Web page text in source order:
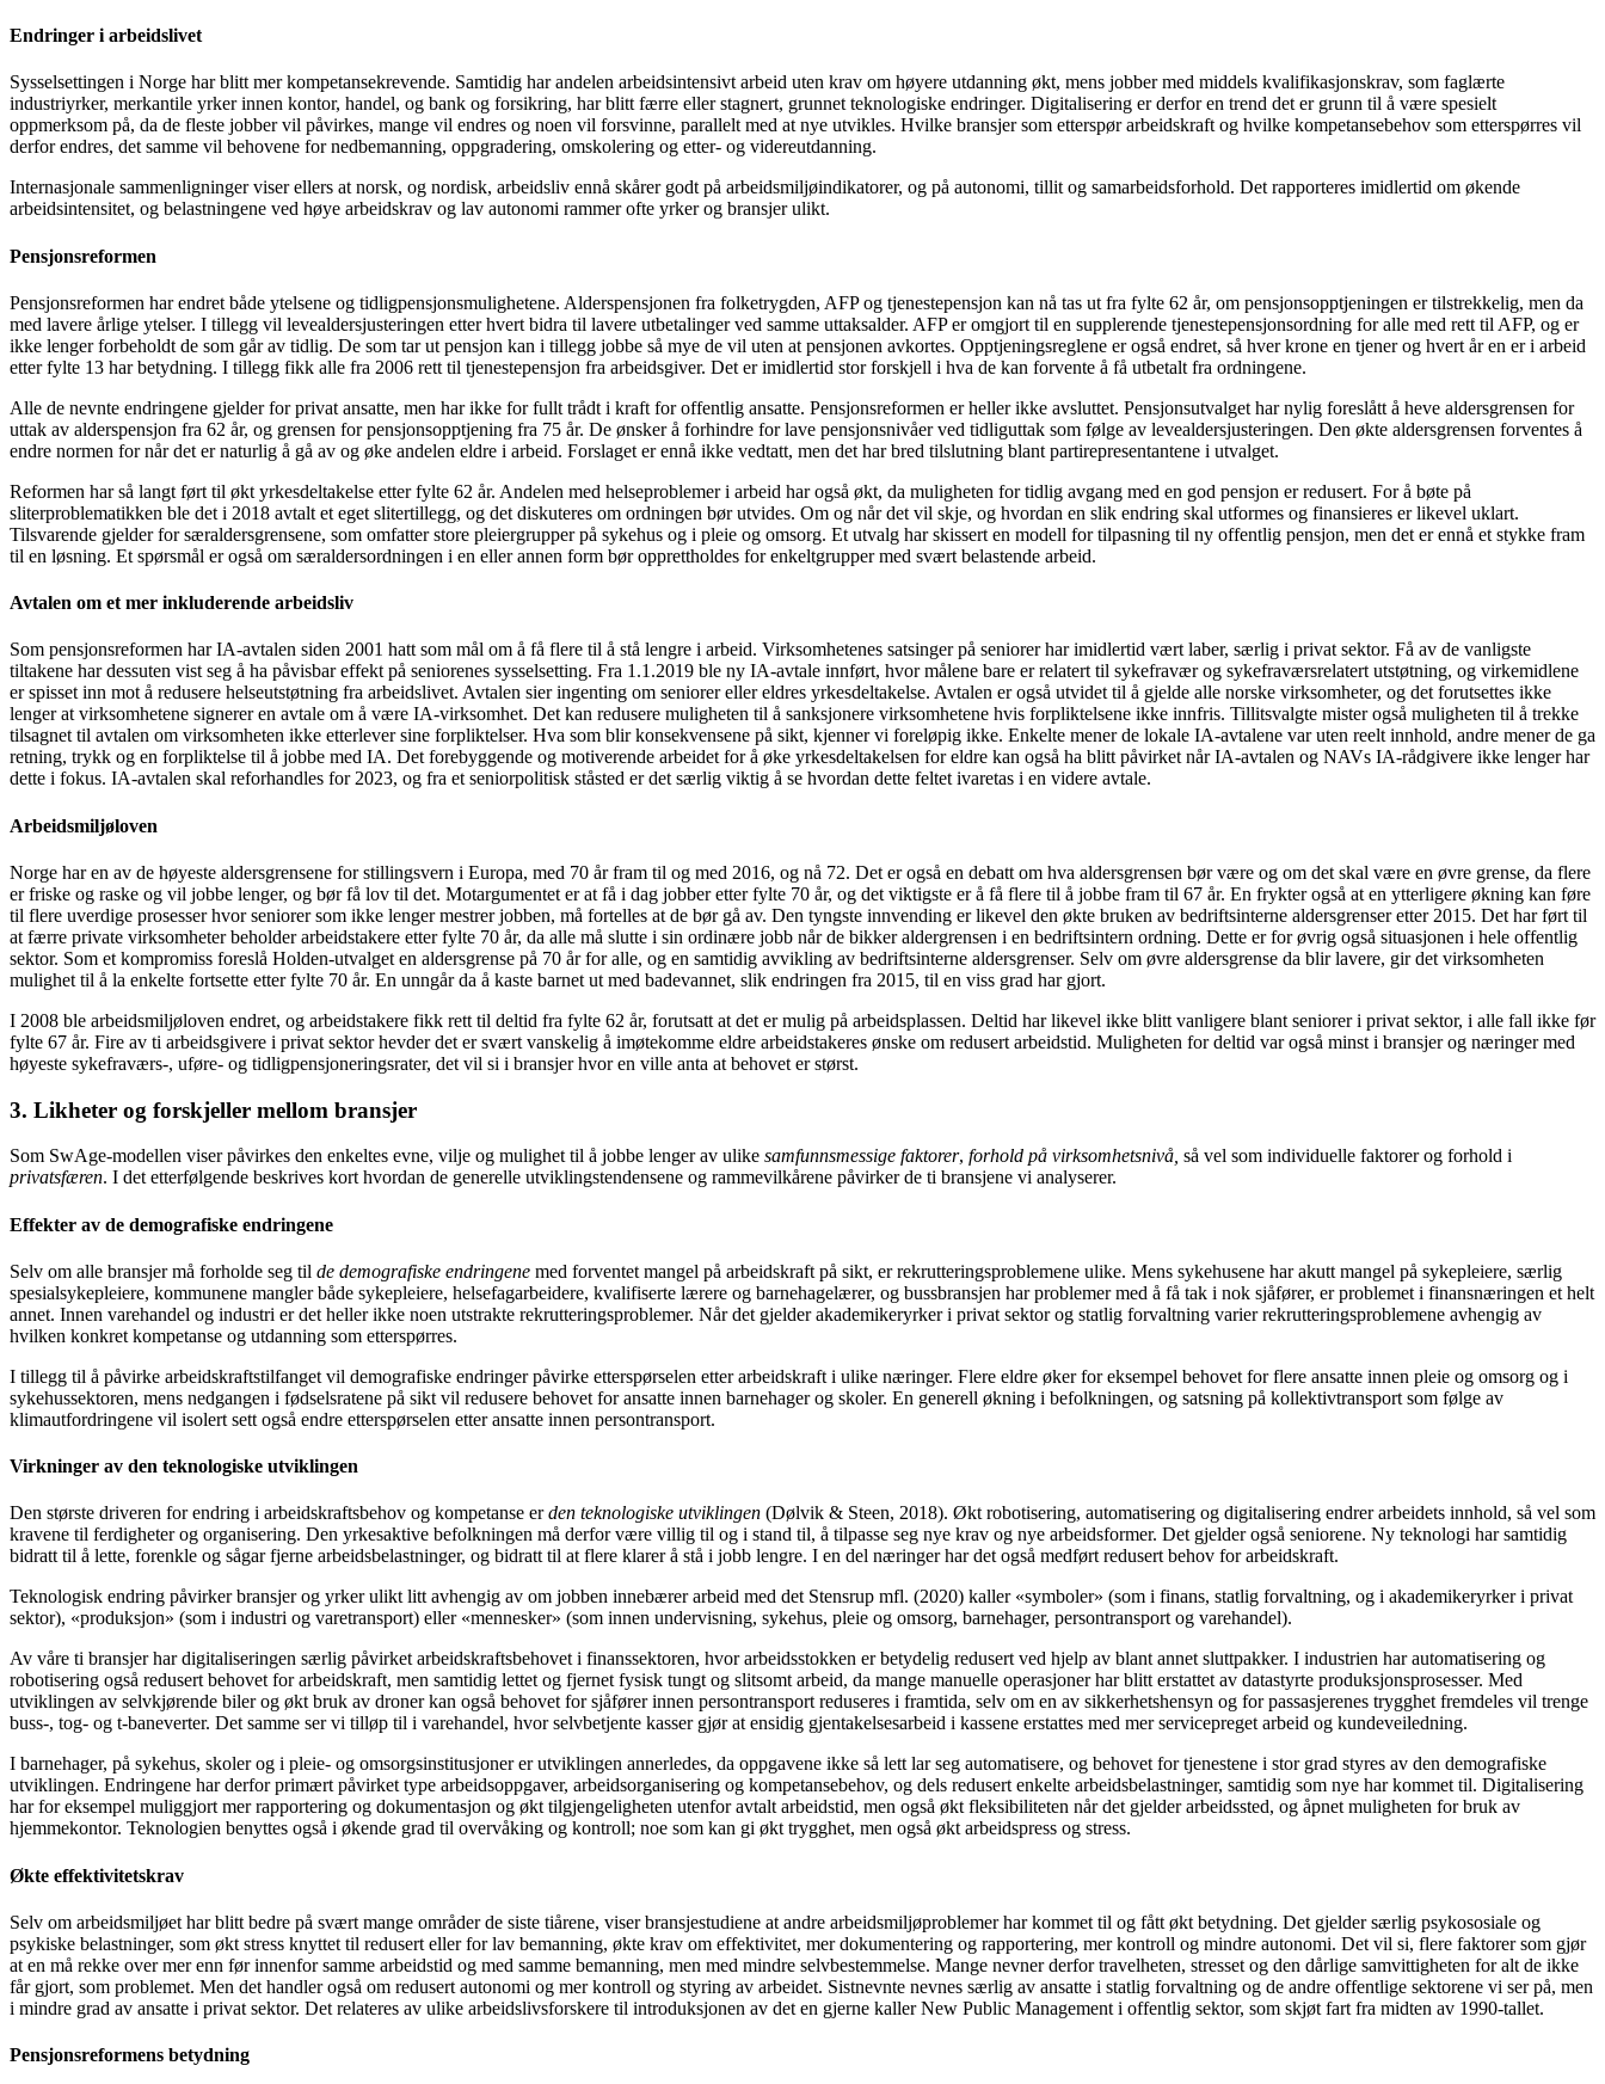
Endringer i arbeidslivet
Sysselsettingen i Norge har blitt mer kompetansekrevende. Samtidig har andelen arbeidsintensivt arbeid uten krav om høyere utdanning økt, mens jobber med middels kvalifikasjonskrav, som faglærte
industriyrker, merkantile yrker innen kontor, handel, og bank og forsikring, har blitt færre eller stagnert, grunnet teknologiske endringer. Digitalisering er derfor en trend det er grunn til å være spesielt
oppmerksom på, da de fleste jobber vil påvirkes, mange vil endres og noen vil forsvinne, parallelt med at nye utvikles. Hvilke bransjer som etterspør arbeidskraft og hvilke kompetansebehov som etterspørres vil
derfor endres, det samme vil behovene for nedbemanning, oppgradering, omskolering og etter- og videreutdanning.
Internasjonale sammenligninger viser ellers at norsk, og nordisk, arbeidsliv ennå skårer godt på arbeidsmiljøindikatorer, og på autonomi, tillit og samarbeidsforhold. Det rapporteres imidlertid om økende
arbeidsintensitet, og belastningene ved høye arbeidskrav og lav autonomi rammer ofte yrker og bransjer ulikt.
Pensjonsreformen
Pensjonsreformen har endret både ytelsene og tidligpensjonsmulighetene. Alderspensjonen fra folketrygden, AFP og tjenestepensjon kan nå tas ut fra fylte 62 år, om pensjonsopptjeningen er tilstrekkelig, men da
med lavere årlige ytelser. I tillegg vil levealdersjusteringen etter hvert bidra til lavere utbetalinger ved samme uttaksalder. AFP er omgjort til en supplerende tjenestepensjonsordning for alle med rett til AFP, og er
ikke lenger forbeholdt de som går av tidlig. De som tar ut pensjon kan i tillegg jobbe så mye de vil uten at pensjonen avkortes. Opptjeningsreglene er også endret, så hver krone en tjener og hvert år en er i arbeid
etter fylte 13 har betydning. I tillegg fikk alle fra 2006 rett til tjenestepensjon fra arbeidsgiver. Det er imidlertid stor forskjell i hva de kan forvente å få utbetalt fra ordningene.
Alle de nevnte endringene gjelder for privat ansatte, men har ikke for fullt trådt i kraft for offentlig ansatte. Pensjonsreformen er heller ikke avsluttet. Pensjonsutvalget har nylig foreslått å heve aldersgrensen for
uttak av alderspensjon fra 62 år, og grensen for pensjonsopptjening fra 75 år. De ønsker å forhindre for lave pensjonsnivåer ved tidliguttak som følge av levealdersjusteringen. Den økte aldersgrensen forventes å
endre normen for når det er naturlig å gå av og øke andelen eldre i arbeid. Forslaget er ennå ikke vedtatt, men det har bred tilslutning blant partirepresentantene i utvalget.
Reformen har så langt ført til økt yrkesdeltakelse etter fylte 62 år. Andelen med helseproblemer i arbeid har også økt, da muligheten for tidlig avgang med en god pensjon er redusert. For å bøte på
sliterproblematikken ble det i 2018 avtalt et eget slitertillegg, og det diskuteres om ordningen bør utvides. Om og når det vil skje, og hvordan en slik endring skal utformes og finansieres er likevel uklart.
Tilsvarende gjelder for særaldersgrensene, som omfatter store pleiergrupper på sykehus og i pleie og omsorg. Et utvalg har skissert en modell for tilpasning til ny offentlig pensjon, men det er ennå et stykke fram
til en løsning. Et spørsmål er også om særaldersordningen i en eller annen form bør opprettholdes for enkeltgrupper med svært belastende arbeid.
Avtalen om et mer inkluderende arbeidsliv
Som pensjonsreformen har IA-avtalen siden 2001 hatt som mål om å få flere til å stå lengre i arbeid. Virksomhetenes satsinger på seniorer har imidlertid vært laber, særlig i privat sektor. Få av de vanligste
tiltakene har dessuten vist seg å ha påvisbar effekt på seniorenes sysselsetting. Fra 1.1.2019 ble ny IA-avtale innført, hvor målene bare er relatert til sykefravær og sykefraværsrelatert utstøtning, og virkemidlene
er spisset inn mot å redusere helseutstøtning fra arbeidslivet. Avtalen sier ingenting om seniorer eller eldres yrkesdeltakelse. Avtalen er også utvidet til å gjelde alle norske virksomheter, og det forutsettes ikke
lenger at virksomhetene signerer en avtale om å være IA-virksomhet. Det kan redusere muligheten til å sanksjonere virksomhetene hvis forpliktelsene ikke innfris. Tillitsvalgte mister også muligheten til å trekke
tilsagnet til avtalen om virksomheten ikke etterlever sine forpliktelser. Hva som blir konsekvensene på sikt, kjenner vi foreløpig ikke. Enkelte mener de lokale IA-avtalene var uten reelt innhold, andre mener de ga
retning, trykk og en forpliktelse til å jobbe med IA. Det forebyggende og motiverende arbeidet for å øke yrkesdeltakelsen for eldre kan også ha blitt påvirket når IA-avtalen og NAVs IA-rådgivere ikke lenger har
dette i fokus. IA-avtalen skal reforhandles for 2023, og fra et seniorpolitisk ståsted er det særlig viktig å se hvordan dette feltet ivaretas i en videre avtale.
Arbeidsmiljøloven
Norge har en av de høyeste aldersgrensene for stillingsvern i Europa, med 70 år fram til og med 2016, og nå 72. Det er også en debatt om hva aldersgrensen bør være og om det skal være en øvre grense, da flere
er friske og raske og vil jobbe lenger, og bør få lov til det. Motargumentet er at få i dag jobber etter fylte 70 år, og det viktigste er å få flere til å jobbe fram til 67 år. En frykter også at en ytterligere økning kan føre
til flere uverdige prosesser hvor seniorer som ikke lenger mestrer jobben, må fortelles at de bør gå av. Den tyngste innvending er likevel den økte bruken av bedriftsinterne aldersgrenser etter 2015. Det har ført til
at færre private virksomheter beholder arbeidstakere etter fylte 70 år, da alle må slutte i sin ordinære jobb når de bikker aldergrensen i en bedriftsintern ordning. Dette er for øvrig også situasjonen i hele offentlig
sektor. Som et kompromiss foreslå Holden-utvalget en aldersgrense på 70 år for alle, og en samtidig avvikling av bedriftsinterne aldersgrenser. Selv om øvre aldersgrense da blir lavere, gir det virksomheten
mulighet til å la enkelte fortsette etter fylte 70 år. En unngår da å kaste barnet ut med badevannet, slik endringen fra 2015, til en viss grad har gjort.
I 2008 ble arbeidsmiljøloven endret, og arbeidstakere fikk rett til deltid fra fylte 62 år, forutsatt at det er mulig på arbeidsplassen. Deltid har likevel ikke blitt vanligere blant seniorer i privat sektor, i alle fall ikke før
fylte 67 år. Fire av ti arbeidsgivere i privat sektor hevder det er svært vanskelig å imøtekomme eldre arbeidstakeres ønske om redusert arbeidstid. Muligheten for deltid var også minst i bransjer og næringer med
høyeste sykefraværs-, uføre- og tidligpensjoneringsrater, det vil si i bransjer hvor en ville anta at behovet er størst.
3. Likheter og forskjeller mellom bransjer
Som SwAge-modellen viser påvirkes den enkeltes evne, vilje og mulighet til å jobbe lenger av ulike samfunnsmessige faktorer, forhold på virksomhetsnivå, så vel som individuelle faktorerog forhold i
privatsfæren. I det etterfølgende beskrives kort hvordan de generelle utviklingstendensene og rammevilkårene påvirker de ti bransjene vi analyserer.
Effekter av de demografiske endringene
Selv om alle bransjer må forholde seg til de demografiske endringene med forventet mangel på arbeidskraft på sikt, er rekrutteringsproblemene ulike. Mens sykehusene har akutt mangel på sykepleiere, særlig
spesialsykepleiere, kommunene mangler både sykepleiere, helsefagarbeidere, kvalifiserte lærere og barnehagelærer, og bussbransjen har problemer med å få tak i nok sjåfører, er problemet i finansnæringen et helt
annet. Innen varehandel og industri er det heller ikke noen utstrakte rekrutteringsproblemer. Når det gjelder akademikeryrker i privat sektor og statlig forvaltning varier rekrutteringsproblemene avhengig av
hvilken konkret kompetanse og utdanning som etterspørres.
I tillegg til å påvirke arbeidskraftstilfanget vil demografiske endringer påvirke etterspørselen etter arbeidskraft i ulike næringer. Flere eldre øker for eksempel behovet for flere ansatte innen pleie og omsorg og i
sykehussektoren, mens nedgangen i fødselsratene på sikt vil redusere behovet for ansatte innen barnehager og skoler. En generell økning i befolkningen, og satsning på kollektivtransport som følge av
klimautfordringene vil isolert sett også endre etterspørselen etter ansatte innen persontransport.
Virkninger av den teknologiske utviklingen
Den største driveren for endring i arbeidskraftsbehov og kompetanse erden teknologiske utviklingen (Dølvik & Steen, 2018). Økt robotisering, automatisering og digitalisering endrer arbeidets innhold, så vel som
kravene til ferdigheter og organisering. Den yrkesaktive befolkningen må derfor være villig til og i stand til, å tilpasse seg nye krav og nye arbeidsformer. Det gjelder også seniorene. Ny teknologi har samtidig
bidratt til å lette, forenkle og sågar fjerne arbeidsbelastninger, og bidratt til at flere klarer å stå i jobb lengre. I en del næringer har det også medført redusert behov for arbeidskraft.
Teknologisk endring påvirker bransjer og yrker ulikt litt avhengig av om jobben innebærer arbeid med det Stensrup mfl. (2020) kaller «symboler» (som i finans, statlig forvaltning, og i akademikeryrker i privat
sektor), «produksjon» (som i industri og varetransport) eller «mennesker» (som innen undervisning, sykehus, pleie og omsorg, barnehager, persontransport og varehandel).
Av våre ti bransjer har digitaliseringen særlig påvirket arbeidskraftsbehovet i finanssektoren, hvor arbeidsstokken er betydelig redusert ved hjelp av blant annet sluttpakker. I industrien har automatisering og
robotisering også redusert behovet for arbeidskraft, men samtidig lettet og fjernet fysisk tungt og slitsomt arbeid, da mange manuelle operasjoner har blitt erstattet av datastyrte produksjonsprosesser. Med
utviklingen av selvkjørende biler og økt bruk av droner kan også behovet for sjåfører innen persontransport reduseres i framtida, selv om en av sikkerhetshensyn og for passasjerenes trygghet fremdeles vil trenge
buss-, tog- og t-baneverter. Det samme ser vi tilløp til i varehandel, hvor selvbetjente kasser gjør at ensidig gjentakelsesarbeid i kassene erstattes med mer servicepreget arbeid og kundeveiledning.
I barnehager, på sykehus, skoler og i pleie- og omsorgsinstitusjoner er utviklingen annerledes, da oppgavene ikke så lett lar seg automatisere, og behovet for tjenestene i stor grad styres av den demografiske
utviklingen. Endringene har derfor primært påvirket type arbeidsoppgaver, arbeidsorganisering og kompetansebehov, og dels redusert enkelte arbeidsbelastninger, samtidig som nye har kommet til. Digitalisering
har for eksempel muliggjort mer rapportering og dokumentasjon og økt tilgjengeligheten utenfor avtalt arbeidstid, men også økt fleksibiliteten når det gjelder arbeidssted, og åpnet muligheten for bruk av
hjemmekontor. Teknologien benyttes også i økende grad til overvåking og kontroll; noe som kan gi økt trygghet, men også økt arbeidspress og stress.
Økte effektivitetskrav
Selv om arbeidsmiljøet har blitt bedre på svært mange områder de siste tiårene, viser bransjestudiene at andre arbeidsmiljøproblemer har kommet til og fått økt betydning. Det gjelder særlig psykososiale og
psykiske belastninger, som økt stress knyttet til redusert eller for lav bemanning, økte krav om effektivitet, mer dokumentering og rapportering, mer kontroll og mindre autonomi. Det vil si, flere faktorer som gjør
at en må rekke over mer enn før innenfor samme arbeidstid og med samme bemanning, men med mindre selvbestemmelse. Mange nevner derfor travelheten, stresset og den dårlige samvittigheten for alt de ikke
får gjort, som problemet. Men det handler også om redusert autonomi og mer kontroll og styring av arbeidet. Sistnevnte nevnes særlig av ansatte i statlig forvaltning og de andre offentlige sektorene vi ser på, men
i mindre grad av ansatte i privat sektor. Det relateres av ulike arbeidslivsforskere til introduksjonen av det en gjerne kaller New Public Management i offentlig sektor, som skjøt fart fra midten av 1990-tallet.
Pensjonsreformens betydning